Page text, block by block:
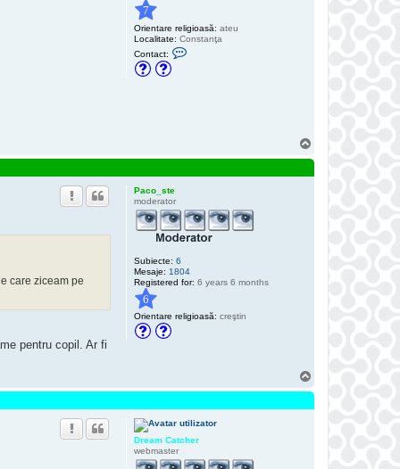
7
Orientare religioasă: ateu
Localitate: Constanţa
Contact:
e
e
a
m
C
c
h
Paco_ste
moderator
Subiecte: 6
Mesaje: 1804
Registered for: 6 years 6 months
6
Orientare religioasă: creştin
care ziceam pe
pentru copil. Ar fi
u
Dream Catcher
webmaster